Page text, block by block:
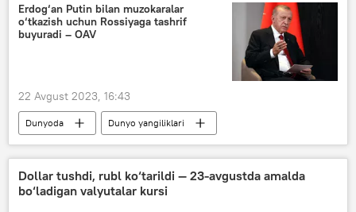
Erdog‘an Putin bilan muzokaralar
o‘tkazish uchun Rossiyaga tashrif
buyuradi – OAV
22 Avgust 2023, 16:43
Dunyoda
Dunyo yangiliklari
Rejep Tayyip Erdog‘an
Rossiya
Vladimir Putin
Dollar tushdi, rubl ko‘tarildi — 23-avgustda amalda
bo‘ladigan valyutalar kursi